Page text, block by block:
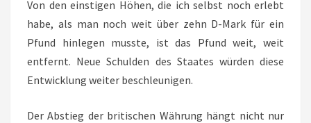
Von den einstigen Höhen, die ich selbst noch erlebt
habe, als man noch weit über zehn D-Mark für ein
Pfund hinlegen musste, ist das Pfund weit, weit
entfernt. Neue Schulden des Staates würden diese
Entwicklung weiter beschleunigen.
Der Abstieg der britischen Währung hängt nicht nur